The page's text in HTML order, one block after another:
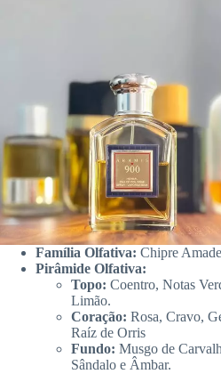
Família Olfativa: Chipre
Pirâmide Olfativa:
Topo: Coentro, Notas
Limão.
Coração: Rosa, Cravo,
Raíz de Orris
Fundo: Musgo de
Sândalo e Âmbar.